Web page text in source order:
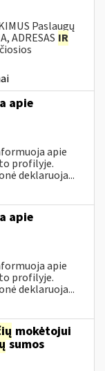
Paslaugų
ADRESAS IR
apie
apie
profilyje.
deklaruoja...
apie
apie
profilyje.
deklaruoja...
mokėtojui
sumos